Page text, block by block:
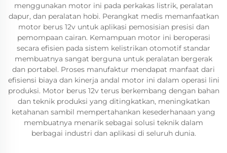
menggunakan motor ini pada perkakas listrik, peralatan
dapur, dan peralatan hobi. Perangkat medis memanfaatkan
motor berus 12v untuk aplikasi pemosisian presisi dan
pemompaan cairan. Kemampuan motor ini beroperasi
secara efisien pada sistem kelistrikan otomotif standar
membuatnya sangat berguna untuk peralatan bergerak
dan portabel. Proses manufaktur mendapat manfaat dari
efisiensi biaya dan kinerja andal motor ini dalam operasi lini
produksi. Motor berus 12v terus berkembang dengan bahan
dan teknik produksi yang ditingkatkan, meningkatkan
ketahanan sambil mempertahankan kesederhanaan yang
membuatnya menarik sebagai solusi teknik dalam
berbagai industri dan aplikasi di seluruh dunia.